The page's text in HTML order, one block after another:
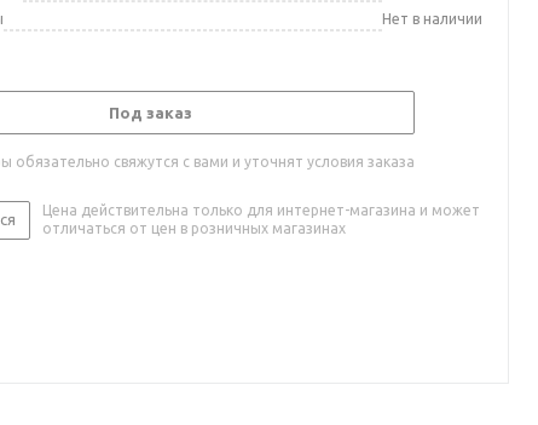
Нет в наличии
Под заказ
обязательно свяжутся с вами и уточнят условия заказа
Цена действительна только для интернет-магазина и может
отличаться от цен в розничных магазинах